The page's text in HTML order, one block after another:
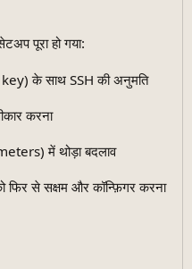
पूरा हो गया:
के साथ SSH की अनुमति
करना
में थोड़ा बदलाव
फिर से सक्षम और कॉन्फ़िगर करना